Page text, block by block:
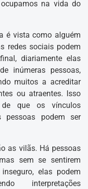
na vida do
é vista como alguém
redes sociais podem
diariamente elas
inúmeras pessoas,
muitos a acreditar
ou atraentes. Isso
de que os vínculos
podem ser
as vilãs. Há pessoas
sem se sentirem
elas podem
interpretações